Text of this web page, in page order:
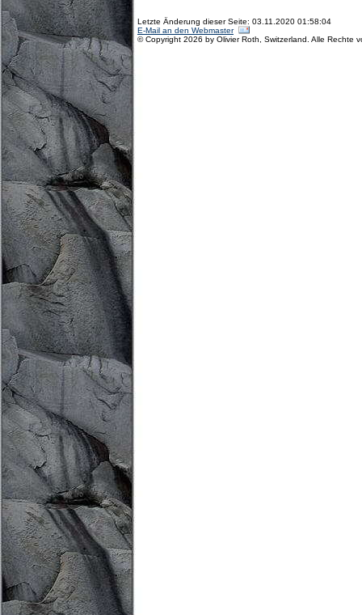
Letzte Änderung dieser Seite: 03.11.2020 01:58:04
E-Mail an den Webmaster
© Copyright 2026 by Olivier Roth, Switzerland. Alle Rechte